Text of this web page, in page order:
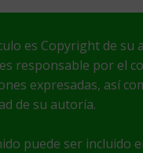
es Copyright de su
responsable por el
expresadas, así
de su autoría.
puede ser incluido